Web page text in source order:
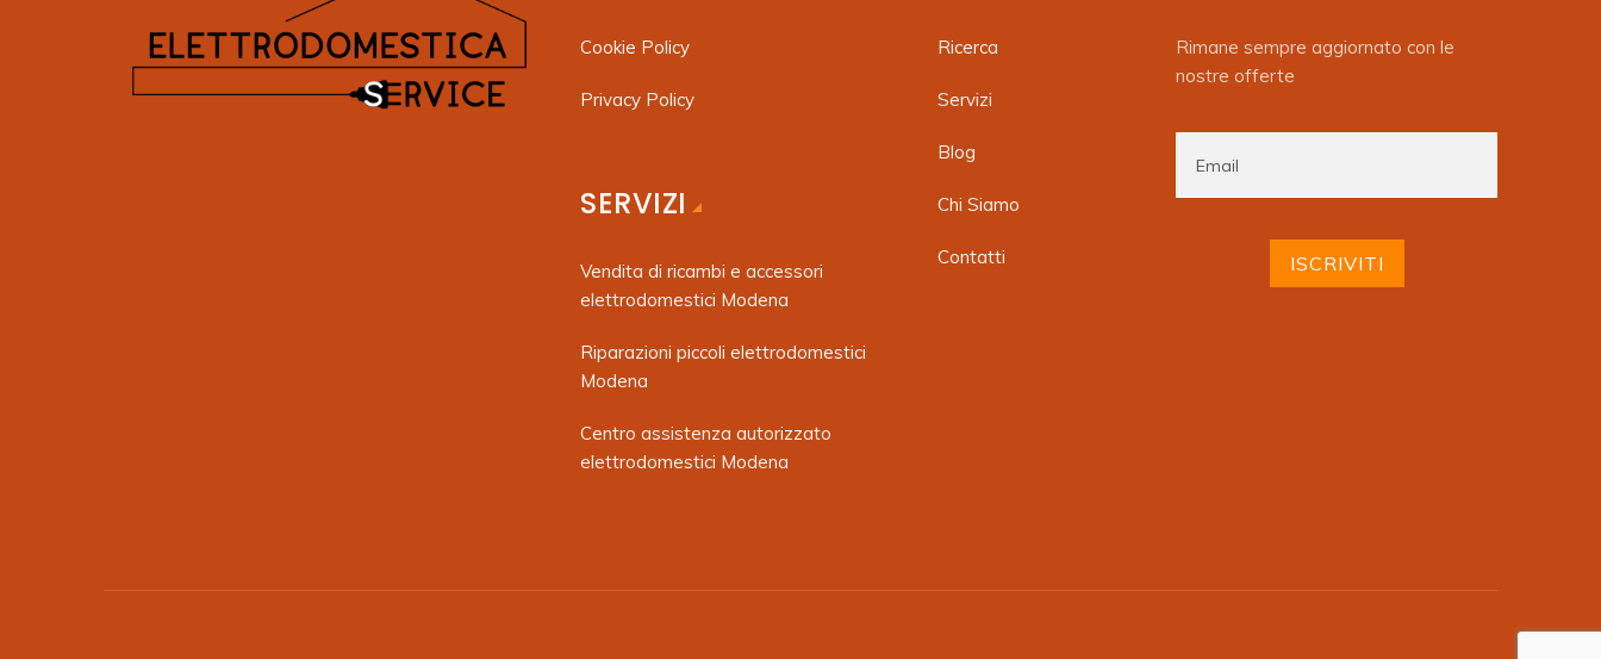
Cookie Policy
Privacy Policy
SERVIZI
Vendita di ricambi e accessori
elettrodomestici Modena
Riparazioni piccoli elettrodomestici
Modena
Centro assistenza autorizzato
elettrodomestici Modena
Ricerca
Servizi
Blog
Chi Siamo
Contatti
Rimane sempre aggiornato con le
nostre offerte